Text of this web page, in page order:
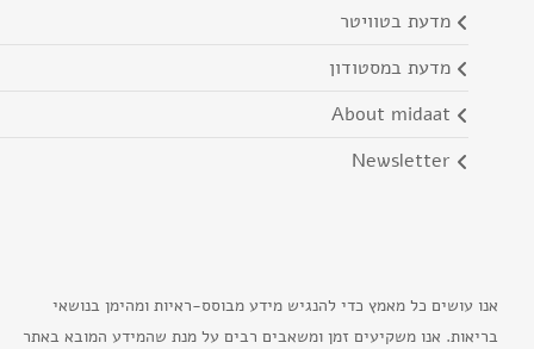
מדעת בטוויטר
מדעת במסטודון
about midaat
newsletter
אנו עושים כל מאמץ כדי להנגיש מידע מבוסס-ראיות ומהימן בנושאי
בריאות. אנו משקיעים זמן ומשאבים רבים על מנת שהמידע המובא באתר